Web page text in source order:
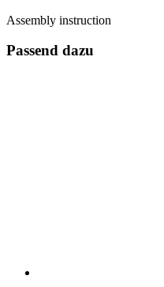
Assembly instruction
Passend dazu